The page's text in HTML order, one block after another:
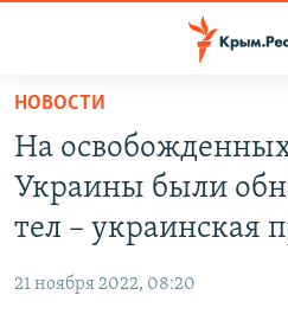
Вернуться
основному
содержанию
Вернутся
главной
навигации
СПЕЦПРОЕКТЫ
11 ЛЕТ ОККУПАЦИИ КРЫМА. 11
ВОДА
ЕЩЕ
НОВОСТИ
На
Украины были
тел – украинская
21 ноября 2022, 08:20